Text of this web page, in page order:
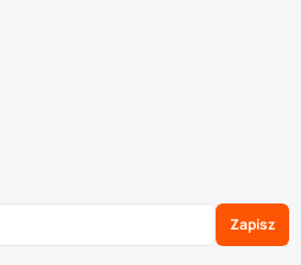
Zapisz